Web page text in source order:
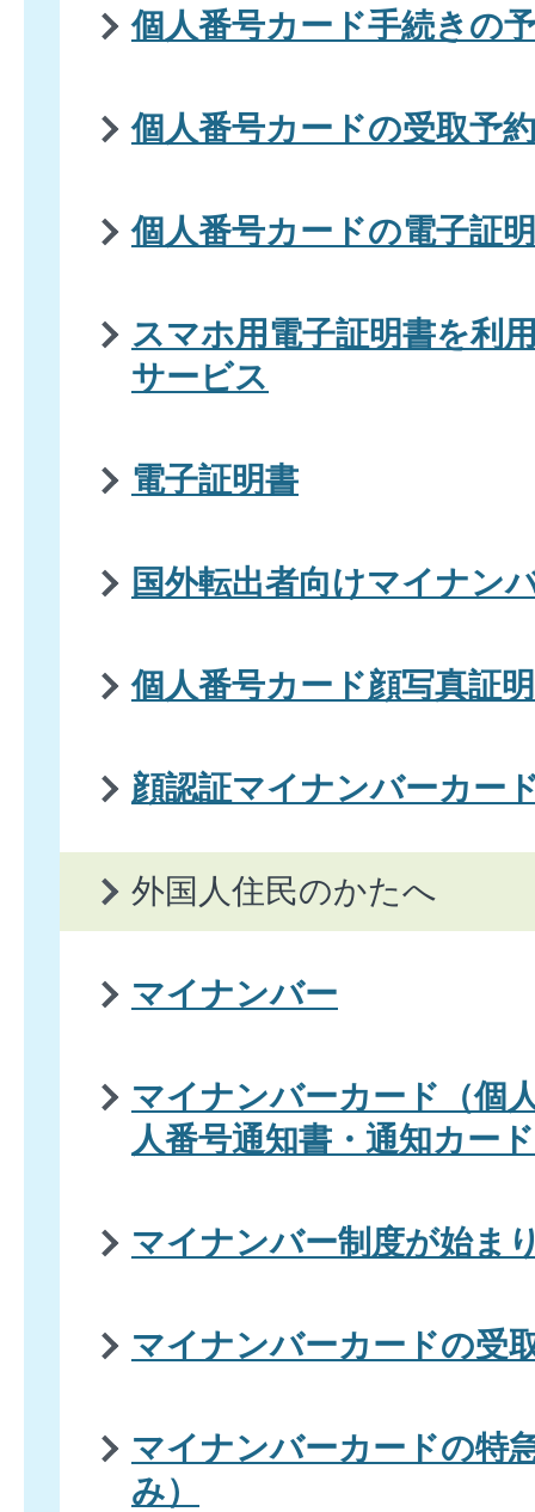
個人番号カード手続きの
個人番号カードの受取予約
個人番号カードの電子証
スマホ用電子証明書を利
サービス
電子証明書
国外転出者向けマイナン
個人番号カード顔写真証
顔認証マイナンバーカー
外国人住民のかたへ
マイナンバー
マイナンバーカード（個
人番号通知書・通知カード
マイナンバー制度が始ま
マイナンバーカードの受
マイナンバーカードの特
み）